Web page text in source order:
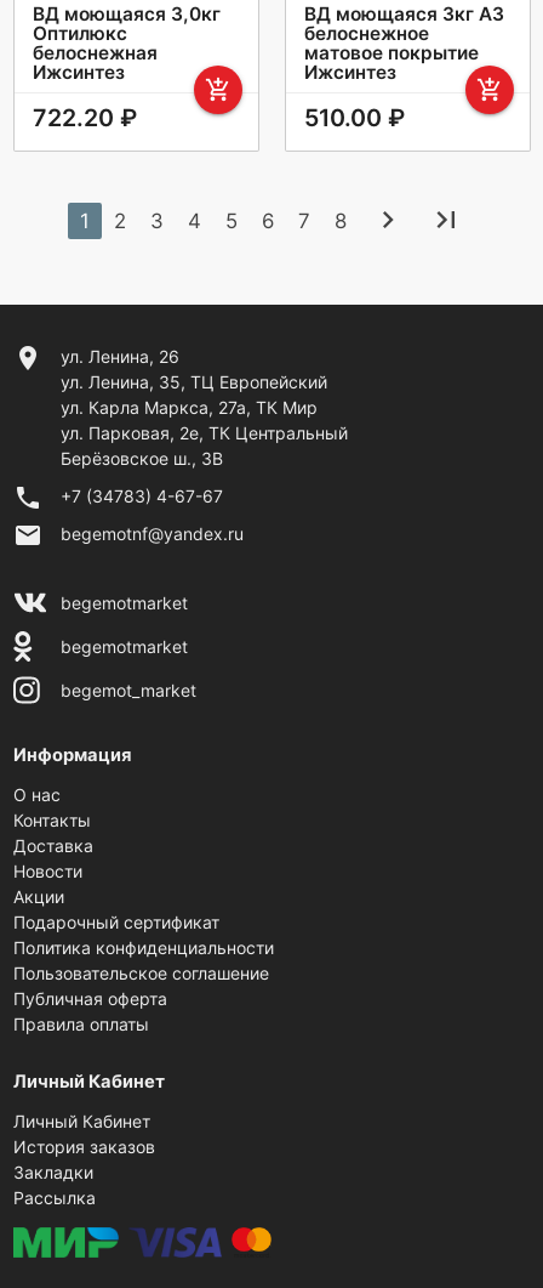
ВД моющаяся 3,0кг
Оптилюкс
белоснежная
Ижсинтез
add_shopping_cart
722.20 ₽
ВД моющаяся 3кг А3
белоснежное
матовое покрытие
Ижсинтез
add_shopping_cart
510.00 ₽
1 2 3 4 5 6 7 8 chevron_right last_page
location_on
ул. Ленина, 26
ул. Ленина, 35, ТЦ Европейский
ул. Карла Маркса, 27а, ТК Мир
ул. Парковая, 2е, ТК Центральный
Берёзовское ш., 3В
phone +7 (34783) 4-67-67
email begemotnf@yandex.ru
begemotmarket
begemotmarket
begemot_market
Информация
О нас
Контакты
Доставка
Новости
Акции
Подарочный сертификат
Политика конфиденциальности
Пользовательское соглашение
Публичная оферта
Правила оплаты
Личный Кабинет
Личный Кабинет
История заказов
Закладки
Рассылка